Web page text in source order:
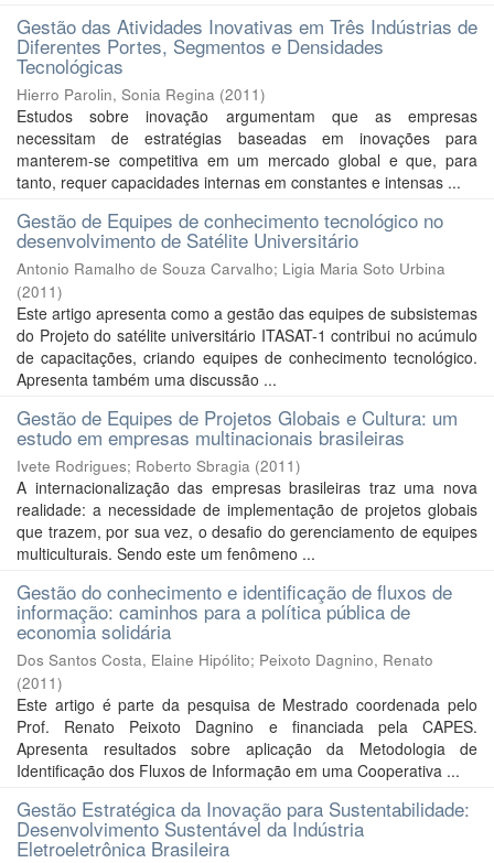
Gestão das Atividades Inovativas em Três Indústrias de
Diferentes Portes, Segmentos e Densidades
Tecnológicas
Hierro Parolin, Sonia Regina (2011)
Estudos sobre inovação argumentam que as empresas
necessitam de estratégias baseadas em inovações para
manterem-se competitiva em um mercado global e que, para
tanto, requer capacidades internas em constantes e intensas ...
Gestão de Equipes de conhecimento tecnológico no
desenvolvimento de Satélite Universitário
Antonio Ramalho de Souza Carvalho; Ligia Maria Soto Urbina
(2011)
Este artigo apresenta como a gestão das equipes de subsistemas
do Projeto do satélite universitário ITASAT-1 contribui no acúmulo
de capacitações, criando equipes de conhecimento tecnológico.
Apresenta também uma discussão ...
Gestão de Equipes de Projetos Globais e Cultura: um
estudo em empresas multinacionais brasileiras
Ivete Rodrigues; Roberto Sbragia (2011)
A internacionalização das empresas brasileiras traz uma nova
realidade: a necessidade de implementação de projetos globais
que trazem, por sua vez, o desafio do gerenciamento de equipes
multiculturais. Sendo este um fenômeno ...
Gestão do conhecimento e identificação de fluxos de
informação: caminhos para a política pública de
economia solidária
Dos Santos Costa, Elaine Hipólito; Peixoto Dagnino, Renato
(2011)
Este artigo é parte da pesquisa de Mestrado coordenada pelo
Prof. Renato Peixoto Dagnino e financiada pela CAPES.
Apresenta resultados sobre aplicação da Metodologia de
Identificação dos Fluxos de Informação em uma Cooperativa ...
Gestão Estratégica da Inovação para Sustentabilidade:
Desenvolvimento Sustentável da Indústria
Eletroeletrônica Brasileira